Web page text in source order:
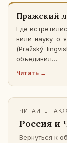
Праж­ский
Где
ни­ли науку о
(Pražský
объ­еди­нил…
Читать →
ЧИ­ТАЙ­ТЕ
Россия и
Вер­нуть­ся к